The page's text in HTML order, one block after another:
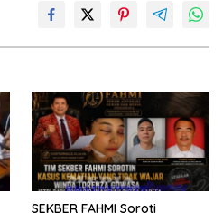
SEKBER FAHMI Soroti